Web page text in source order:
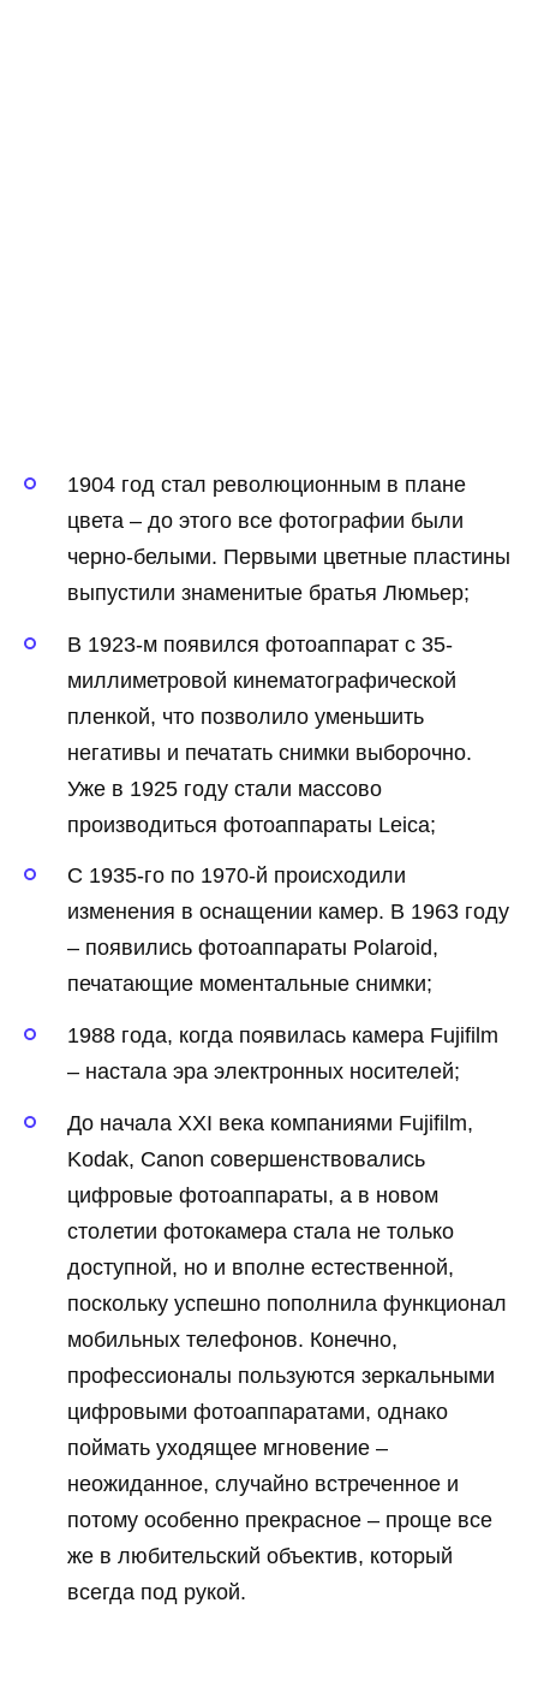
1904 год стал революционным в плане
цвета – до этого все фотографии были
черно-белыми. Первыми цветные пластины
выпустили знаменитые братья Люмьер;
В 1923-м появился фотоаппарат с 35-
миллиметровой кинематографической
пленкой, что позволило уменьшить
негативы и печатать снимки выборочно.
Уже в 1925 году стали массово
производиться фотоаппараты Leica;
С 1935-го по 1970-й происходили
изменения в оснащении камер. В 1963 году
– появились фотоаппараты Polaroid,
печатающие моментальные снимки;
1988 года, когда появилась камера Fujifilm
– настала эра электронных носителей;
До начала XXI века компаниями Fujifilm,
Kodak, Canon совершенствовались
цифровые фотоаппараты, а в новом
столетии фотокамера стала не только
доступной, но и вполне естественной,
поскольку успешно пополнила функционал
мобильных телефонов. Конечно,
профессионалы пользуются зеркальными
цифровыми фотоаппаратами, однако
поймать уходящее мгновение –
неожиданное, случайно встреченное и
потому особенно прекрасное – проще все
же в любительский объектив, который
всегда под рукой.